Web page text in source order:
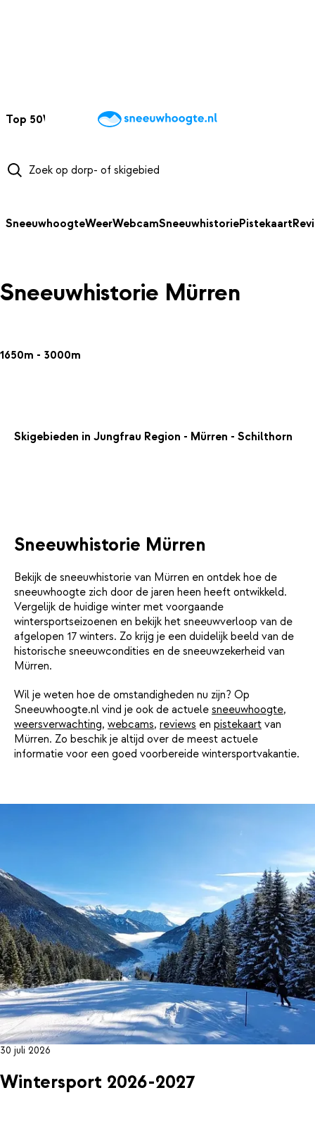
Top 50Webcams WintersportweerKaarten
SneeuwhoogteWeerWebcamSneeuwhistoriePistekaart
Sneeuwhistorie Mürren
1650m - 3000m
Skigebieden in Jungfrau Region - Mürren - Schilthorn
Sneeuwhistorie Mürren
Bekijk de sneeuwhistorie van Mürren en ontdek hoe de
sneeuwhoogte zich door de jaren heen heeft ontwikkeld.
Vergelijk de huidige winter met voorgaande
wintersportseizoenen en bekijk het sneeuwverloop van de
afgelopen 17 winters. Zo krijg je een duidelijk beeld van de
historische sneeuwcondities en de sneeuwzekerheid van
Mürren.
Wil je weten hoe de omstandigheden nu zijn? Op
Sneeuwhoogte.nl vind je ook de actuele sneeuwhoogte,
weersverwachting, webcams, reviews en pistekaart van
Mürren. Zo beschik je altijd over de meest actuele
informatie voor een goed voorbereide wintersportvakantie.
30 juli 2026
Wintersport 2026-2027